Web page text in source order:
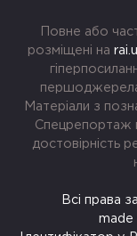
Повне або
розміщені на
першоджерела
Матеріали з
Спецрепортаж
достовірність
Всі права
made